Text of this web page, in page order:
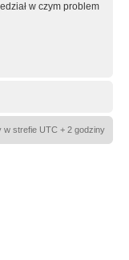
w czym problem
w strefie UTC + 2 godziny